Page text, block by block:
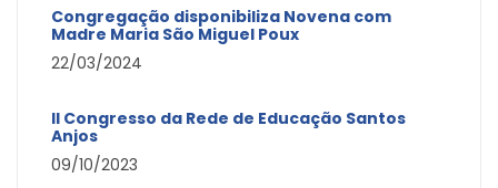
Congregação disponibiliza Novena com
Madre Maria São Miguel Poux
22/03/2024
II Congresso da Rede de Educação Santos
Anjos
09/10/2023